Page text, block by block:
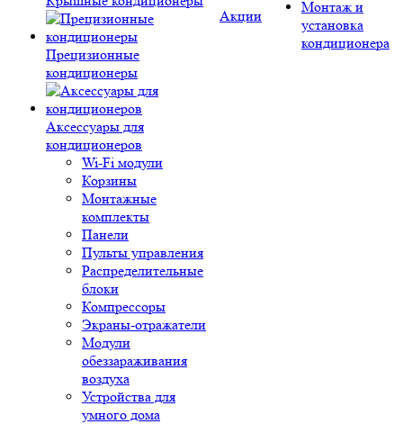
Прецизионные
кондиционеры
Аксессуары для
кондиционеров
Wi-Fi модули
Корзины
Монтажные
комплекты
Панели
Пульты управления
Распределительные
блоки
Компрессоры
Экраны-отражатели
Модули
обеззараживания
воздуха
Устройства для
умного дома
Акции
Монтаж и
установка
кондиционера